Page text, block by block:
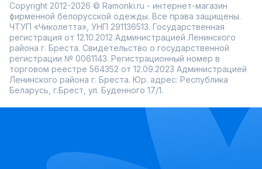
Copyright 2012-2026 © Ramonki.ru - интернет-магазин
фирменной белорусской одежды. Все права защищены.
ЧТУП «Чиколетта», УНП 291136513. Государственная
регистрация от 12.10.2012 Администрацией Ленинского
района г. Бреста. Свидетельство о государственной
регистрации № 0061143. Регистрационный номер в
торговом реестре 564352 от 12.09.2023 Администрацией
Ленинского района г. Бреста. Юр. адрес: Республика
Беларусь, г.Брест, ул. Буденного 17/1.